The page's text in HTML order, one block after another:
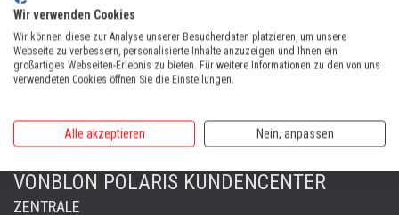
Automower Kundendienst Nüziders
Tel:+43 (0)5552 31607
AUTOMOWER SHOP LUSTENAU
Harry Zudrell
+43 676 780 96 73
VONBLON POLARIS KUNDENCENTER
ZENTRALE
Wir verwenden Cookies
Wir können diese zur Analyse unserer Besucherdaten platzieren, um unsere
Webseite zu verbessern, personalisierte Inhalte anzuzeigen und Ihnen ein
großartiges Webseiten-Erlebnis zu bieten. Für weitere Informationen zu den von uns
verwendeten Cookies öffnen Sie die Einstellungen.
Alle akzeptieren Nein, anpassen